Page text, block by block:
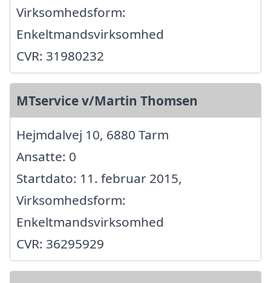
Virksomhedsform:
Enkeltmandsvirksomhed
CVR: 31980232
MTservice v/Martin Thomsen
Hejmdalvej 10, 6880 Tarm
Ansatte: 0
Startdato: 11. februar 2015,
Virksomhedsform:
Enkeltmandsvirksomhed
CVR: 36295929